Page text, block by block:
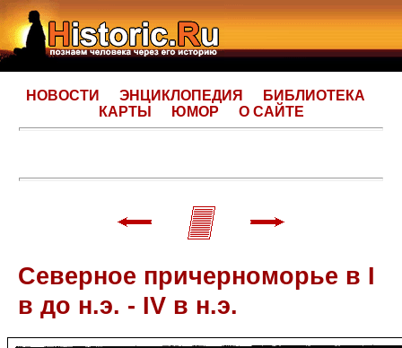
НОВОСТИ ЭНЦИКЛОПЕДИЯ
БИБЛИОТЕКА
КАРТЫ
ЮМОР О САЙТЕ
Северное причерноморье в I
в до н.э. - IV в н.э.